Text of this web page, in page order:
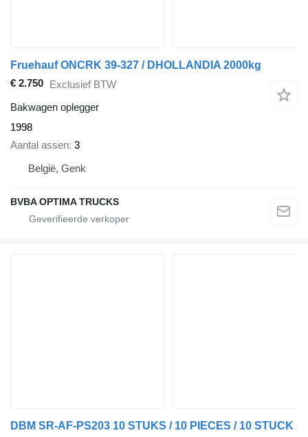
Fruehauf ONCRK 39-327 / DHOLLANDIA 2000kg
€ 2.750 Exclusief BTW
Bakwagen oplegger
1998
Aantal assen 3
België, Genk
BVBA OPTIMA TRUCKS
DBM SR-AF-PS203 10 STUKS / 10 PIECES / 10 STUCK